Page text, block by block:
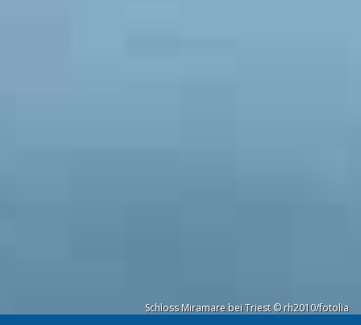
Schloss Miramare bei Triest © rh2010/fotolia